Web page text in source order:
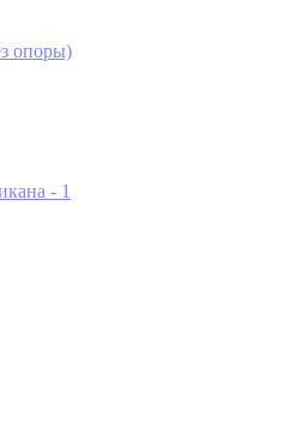
опоры)